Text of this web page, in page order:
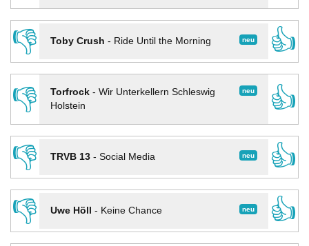
👎
neu
Toby Crush - Ride Until the Morning
👍
👎
neu
Torfrock- Wir Unterkellern Schleswig
Holstein
👍
👎
neu
TRVB 13- Social Media
👍
👎
neu
Uwe Höll - Keine Chance
👍